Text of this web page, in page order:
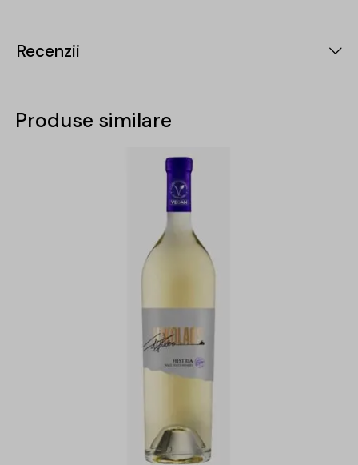
Recenzii
Produse similare